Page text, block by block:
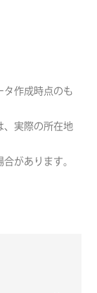
作成時点のも
実際の所在地
があります。